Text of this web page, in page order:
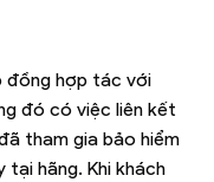
đồng hợp tác với
đó có việc liên kết
tham gia bảo hiểm
tại hãng. Khi khách